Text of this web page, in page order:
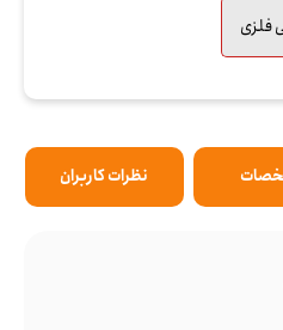
فلزی
نظرات کاربران